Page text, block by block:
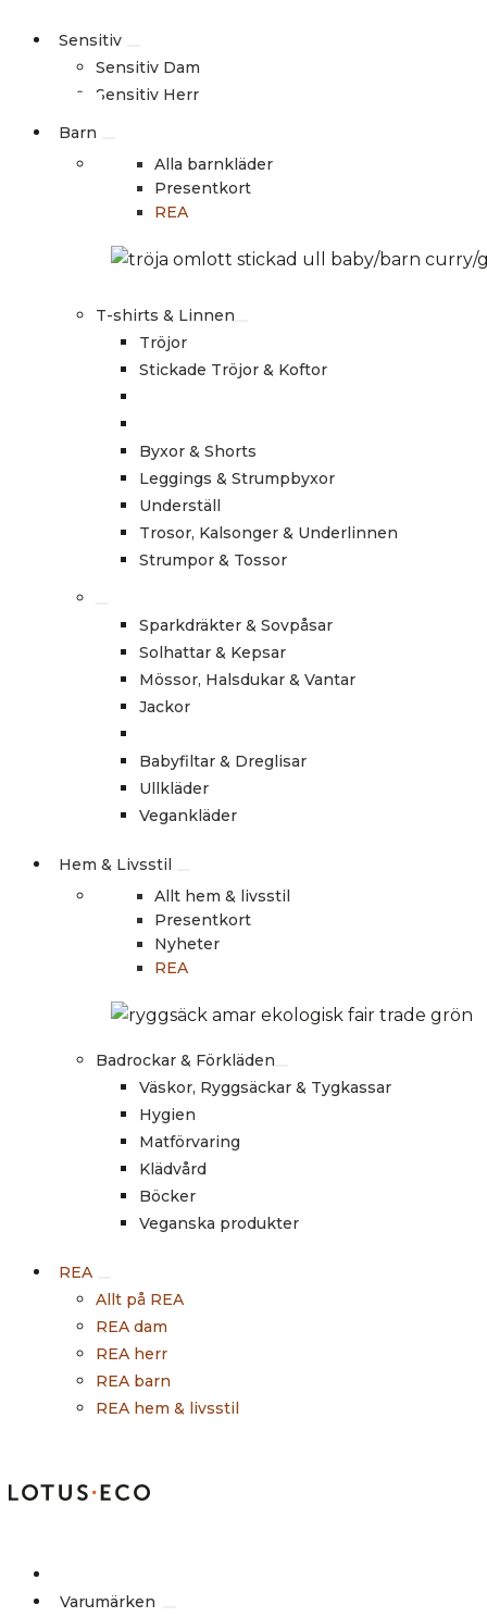
Sensitiv
Sensitiv Dam
Sensitiv Herr
Barn
Alla barnkläder
Presentkort
REA
T-shirts & Linnen
Tröjor
Stickade Tröjor & Koftor
Byxor & Shorts
Leggings & Strumpbyxor
Underställ
Trosor, Kalsonger & Underlinnen
Strumpor & Tossor
Sparkdräkter & Sovpåsar
Solhattar & Kepsar
Mössor, Halsdukar & Vantar
Jackor
Babyfiltar & Dreglisar
Ullkläder
Vegankläder
Hem & Livsstil
Allt hem & livsstil
Presentkort
Nyheter
REA
Badrockar & Förkläden
Väskor, Ryggsäckar & Tygkassar
Hygien
Matförvaring
Klädvård
Böcker
Veganska produkter
REA
Allt på REA
REA dam
REA herr
REA barn
REA hem & livsstil
Varumärken